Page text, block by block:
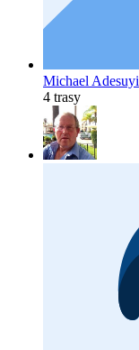
Michael Adesuyi
4 trasy